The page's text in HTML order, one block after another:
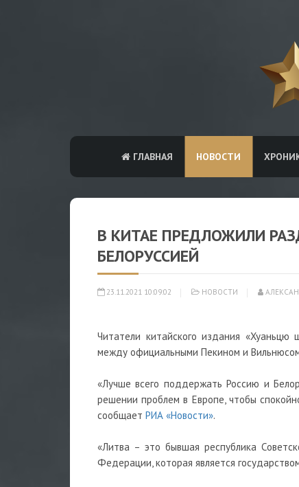
ГЛАВНАЯ НОВОСТИ
В КИТАЕ ПРЕДЛОЖИЛИ
БЕЛОРУССИЕЙ
23.11.2021 10:09:02 НОВОСТИ
Читатели китайского издания
между официальными Пекином и
«Лучше всего поддержать Россию и
решении проблем в Европе, чтобы
сообщает РИА «Новости».
«Литва – это бывшая республика
Федерации, которая является